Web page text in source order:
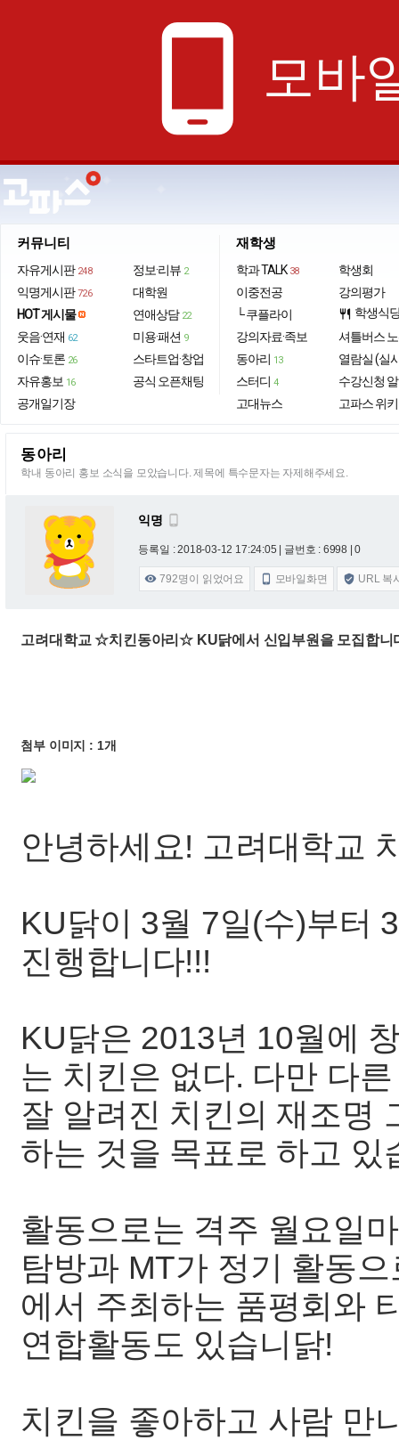
phone_android 모바
커뮤니티
자유게시판 248
익명게시판 726
HOT 게시물
웃음·연재 62
이슈·토론 26
자유홍보 16
공개일기장
정보·리뷰 2
대학원
연애상담 22
미용·패션 9
스타트업·창업
공식 오픈채팅
재학생
학과 TALK 38
이중전공
└ 쿠플라이
강의자료·족보
동아리 13
스터디 4
고대뉴스
학생회
강의평가
restaurant 학생식
셔틀버스
열람실 (실
수강신청
고파스 위키
동아리
학내 동아리 홍보 소식을 모았습니다. 제목에 특수문자는 자제해주세요.
익명 
등록일 : 2018-03-12 17:24:05 | 글번호 : 6998 | 0
 792명이 읽었어요  모바일화면  URL 복
고려대학교 ☆치킨동아리☆ KU닭에서 신입부원을 모집합
첨부 이미지 : 1개
안녕하세요! 고려대학교
KU닭이 3월 7일(수)부터
진행합니다!!!
KU닭은 2013년 10월에
는 치킨은 없다. 다만 다
잘 알려진 치킨의 재조명
하는 것을 목표로 하고 있
활동으로는 격주 월요일
탐방과 MT가 정기 활동
에서 주최하는 품평회와
연합활동도 있습니닭!
치킨을 좋아하고 사람 만